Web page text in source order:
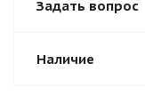
Задать вопрос
Наличие